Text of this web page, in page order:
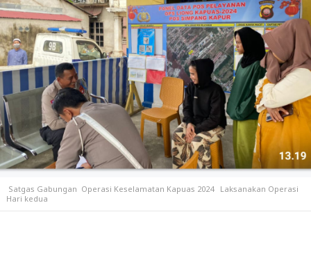
Satgas Gabungan Operasi Keselamatan Kapuas 2024 Laksanakan Operasi
Hari kedua